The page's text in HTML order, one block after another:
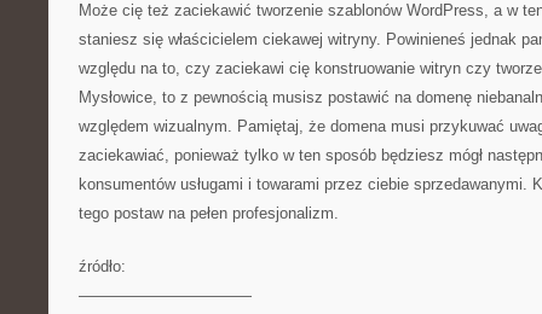
Może cię też zaciekawić tworzenie szablonów WordPress, a w
staniesz się właścicielem ciekawej witryny. Powinieneś jednak
względu na to, czy zaciekawi cię konstruowanie witryn czy
Mysłowice, to z pewnością musisz postawić na domenę
względem wizualnym. Pamiętaj, że domena musi przykuwać
zaciekawiać, ponieważ tylko w ten sposób będziesz mógł
konsumentów usługami i towarami przez ciebie sprzedawanymi.
tego postaw na pełen profesjonalizm.
źródło:
———————————